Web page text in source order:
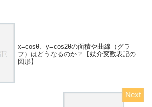
x=cosθ、y=cos2θの面積や曲線（グラ
フ）はどうなるのか？【媒介変数表記の
図形】